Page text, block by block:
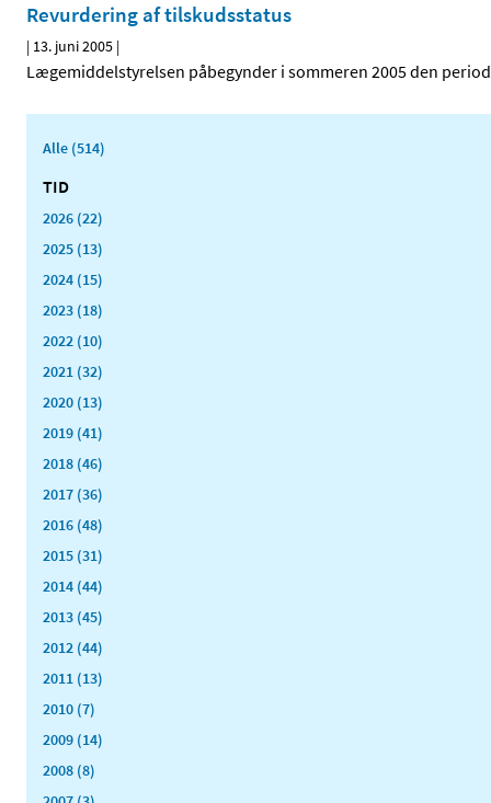
Revurdering af tilskudsstatus
| 13. juni 2005 |
Lægemiddelstyrelsen påbegynder i sommeren 2005 den
Alle (514)
TID
2026 (22)
2025 (13)
2024 (15)
2023 (18)
2022 (10)
2021 (32)
2020 (13)
2019 (41)
2018 (46)
2017 (36)
2016 (48)
2015 (31)
2014 (44)
2013 (45)
2012 (44)
2011 (13)
2010 (7)
2009 (14)
2008 (8)